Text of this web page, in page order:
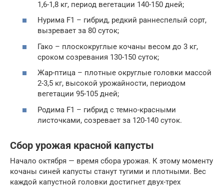
1,6-1,8 кг, период вегетации 140-150 дней;
Нурима F1 – гибрид, редкий раннеспелый сорт,
вызревает за 80 суток;
Гако – плоскокруглые кочаны весом до 3 кг,
сроком созревания 130-150 суток;
Жар-птица – плотные округлые головки массой
2-3,5 кг, высокой урожайности, периодом
вегетации 95-105 дней;
Родима F1 – гибрид с темно-красными
листочками, созревает за 120-140 суток.
Сбор урожая красной капусты
Начало октября — время сбора урожая. К этому моменту
кочаны синей капусты станут тугими и плотными. Вес
каждой капустной головки достигнет двух-трех